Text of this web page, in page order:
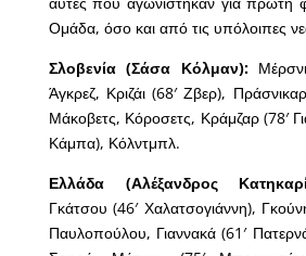
Ομάδα, όσο και από τις υπόλοιπες
Σλοβενία (Σάσα Κόλμαν):
Άγκρεζ, Κριζάι (68′ Ζβερ),
Μάκοβετς, Κόροσετς, Κράμζαρ (78′
Κάμπα), Κόλντμπλ.
Ελλάδα (Αλέξανδρος
Γκάτσου (46′ Χαλατσογιάννη),
Παυλοπούλου, Γιαννακά (61′